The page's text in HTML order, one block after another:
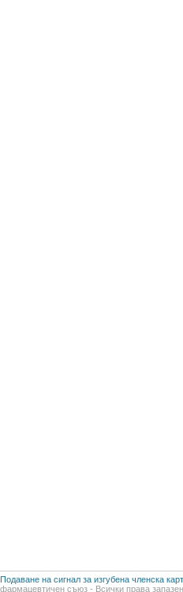
Подаване на сигнал за изгубена членска
съюз - Всички права